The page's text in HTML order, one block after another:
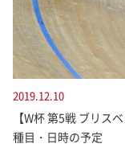
2019.12.10
【W杯 第5戦 ブリス
種目・日時の予定